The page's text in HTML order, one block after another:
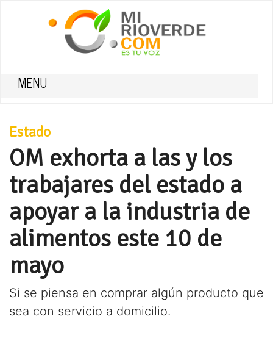
MENU
Estado
OM exhorta a las y los
trabajares del estado a
apoyar a la industria de
alimentos este 10 de
mayo
Si se piensa en comprar algún producto que
sea con servicio a domicilio.